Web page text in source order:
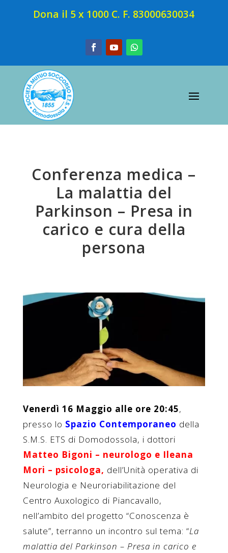
Dona il 5 x 1000 C. F. 83000630034
Conferenza medica –
La malattia del
Parkinson – Presa in
carico e cura della
persona
Venerdì 16 Maggio alle ore 20:45,
presso lo Spazio Contemporaneo della
S.M.S. ETS di Domodossola, i dottori
Matteo Bigoni – neurologo e Ileana
Mori – psicologa, dell’Unità operativa di
Neurologia e Neuroriabilitazione del
Centro Auxologico di Piancavallo,
nell’ambito del progetto “Conoscenza è
salute”, terranno un incontro sul tema: “La
malattia del Parkinson – Presa in carico e